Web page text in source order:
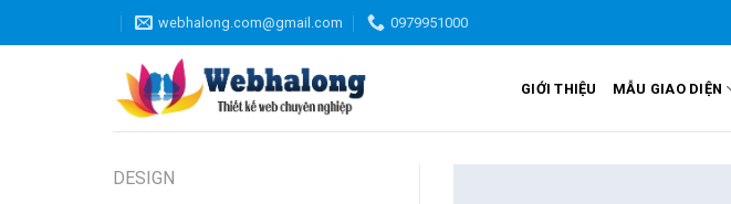
to
webhalong.com@gmail.com 0979951000
GIỚI THIỆU MẪU GIAO DIỆN
DESIGN